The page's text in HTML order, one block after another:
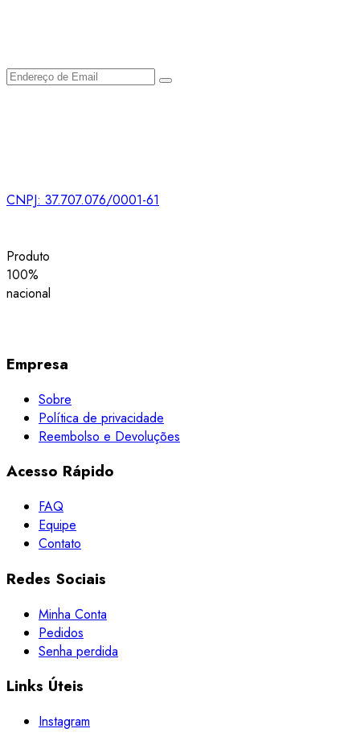
CNPJ: 37.707.076/0001-61
Produto
100%
nacional
Empresa
Sobre
Política de privacidade
Reembolso e Devoluções
Acesso Rápido
FAQ
Equipe
Contato
Redes Sociais
Minha Conta
Pedidos
Senha perdida
Links Úteis
Instagram